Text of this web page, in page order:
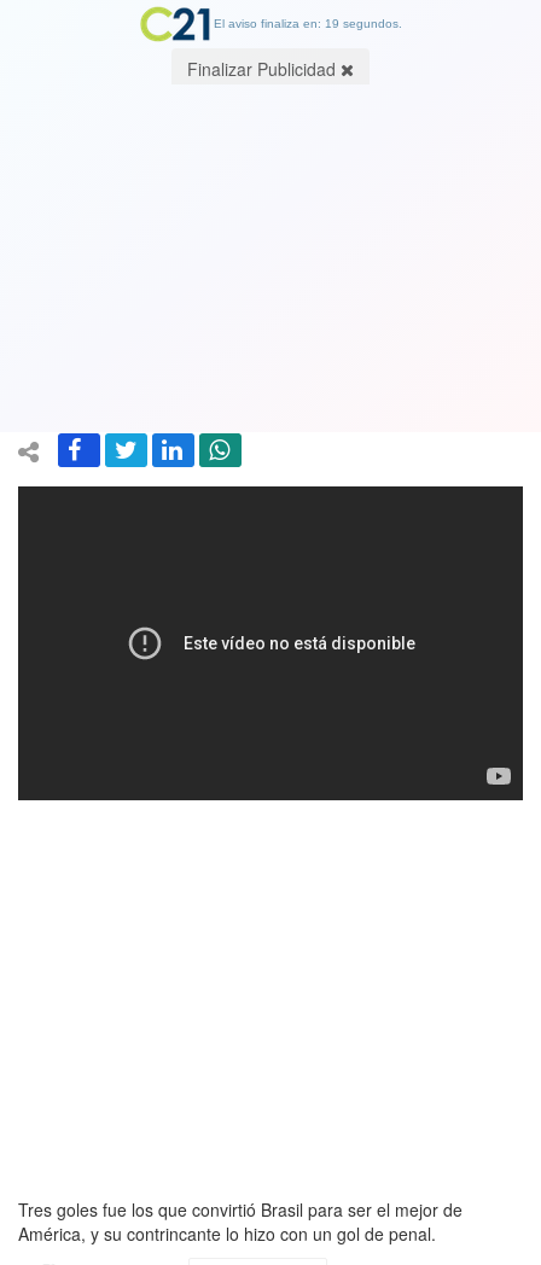
Tres goles fue los que convirtió Brasil para ser el mejor de
América, y su contrincante lo hizo con un gol de penal.
El aviso finaliza en: 19 segundos.
Finalizar Publicidad